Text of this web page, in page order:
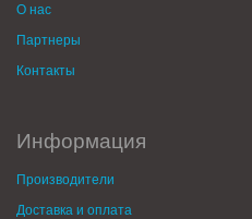
О нас
Партнеры
Контакты
Информация
Производители
Доставка и оплата